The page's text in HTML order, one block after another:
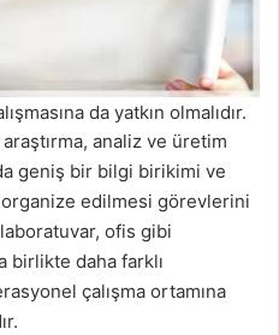
da yatkın olmalıdır.
analiz ve üretim
geniş bir bilgi birikimi ve
edilmesi görevlerini
ofis gibi
birlikte daha farklı
çalışma ortamına